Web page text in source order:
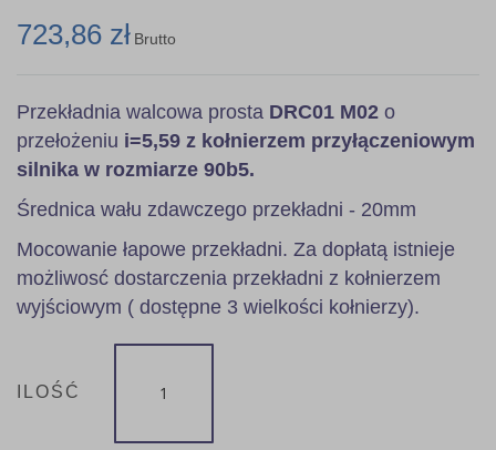
723,86 zł Brutto
Przekładnia walcowa prosta DRC01 M02 o
przełożeniu i=5,59 z kołnierzem przyłączeniowym
silnika w rozmiarze 90b5.
Średnica wału zdawczego przekładni - 20mm
Mocowanie łapowe przekładni. Za dopłatą istnieje
możliwosć dostarczenia przekładni z kołnierzem
wyjściowym ( dostępne 3 wielkości kołnierzy).
ILOŚĆ